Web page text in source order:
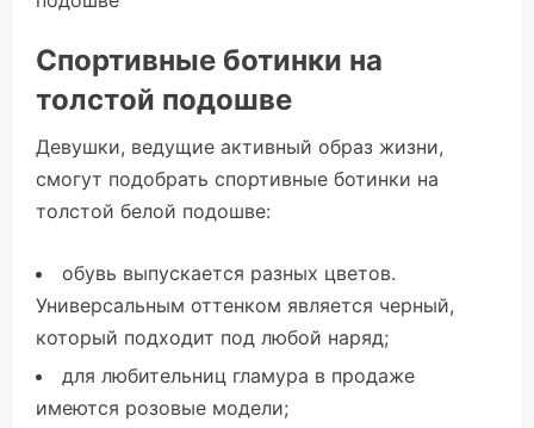
Спортивные ботинки на
толстой подошве
Девушки, ведущие активный образ жизни,
смогут подобрать спортивные ботинки на
толстой белой подошве:
обувь выпускается разных цветов.
Универсальным оттенком является черный,
который подходит под любой наряд;
для любительниц гламура в продаже
имеются розовые модели;